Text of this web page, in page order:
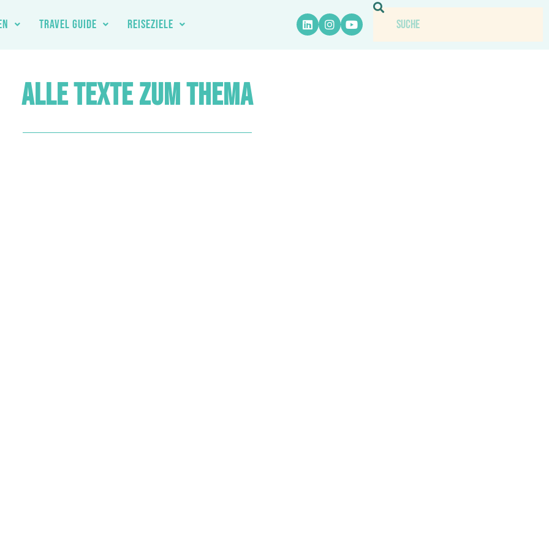
TRAVEL GUIDE REISEZIELE
ALLE TEXTE ZUM THEMA